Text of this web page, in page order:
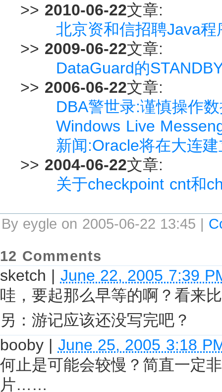
>> 2010-06-22文章:
北京资和信招聘Java
>> 2009-06-22文章:
DataGuard的
>> 2006-06-22文章:
DBA警世录:谨慎操作
Windows Live
新闻:Oracle将在大连
>> 2004-06-22文章:
关于checkpoint cnt和
By eygle on 2005-06-22 13:45 |
12 Comments
sketch | June 22, 2005 7:39
哇，要起那么早等的啊？看来
另：游记应该还没写完吧？
booby | June 25, 2005 3:18
何止是可能会较慢？简直一定
片……